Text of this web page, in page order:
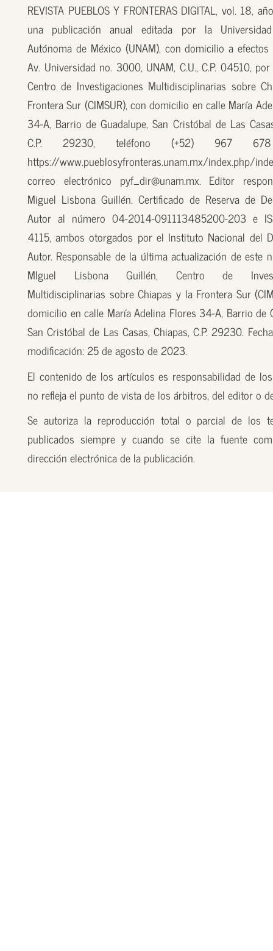
REVISTA PUEBLOS Y FRONTERAS DIGITAL, vol. 18,
una publicación anual editada por la
Autónoma de México (UNAM), con domicilio a
Av. Universidad no. 3000, UNAM, C.U., C.P. 04510,
Centro de Investigaciones Multidisciplinarias sobre
Frontera Sur (CIMSUR), con domicilio en calle María
34-A, Barrio de Guadalupe, San Cristóbal de Las
C.P. 29230, teléfono (+52) 967
https://www.pueblosyfronteras.unam.mx/index.php/
correo electrónico pyf_dir@unam.mx. Editor
Miguel Lisbona Guillén. Certificado de Reserva de
Autor al número 04-2014-091113485200-203 e
4115, ambos otorgados por el Instituto Nacional del
Autor. Responsable de la última actualización de este
MIguel Lisbona Guillén, Centro de
Multidisciplinarias sobre Chiapas y la Frontera Sur
domicilio en calle María Adelina Flores 34-A, Barrio de
San Cristóbal de Las Casas, Chiapas, C.P. 29230.
modificación: 25 de agosto de 2023.
El contenido de los artículos es responsabilidad de
no refleja el punto de vista de los árbitros, del editor o
Se autoriza la reproducción total o parcial de los
publicados siempre y cuando se cite la fuente
dirección electrónica de la publicación.